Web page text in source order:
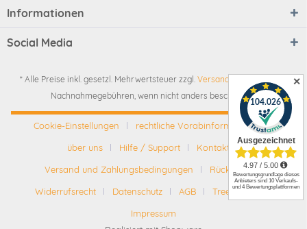
✕
Informationen
Social Media
* Alle Preise inkl. gesetzl. Mehrwertsteuer zzgl. Versandkosten
Nachnahmegebühren, wenn nicht anders beschrieben
Cookie-Einstellungen
rechtliche Vorabinformationen
über uns
Hilfe / Support
Kontakt
Versand und Zahlungsbedingungen
Rückgabe
Widerrufsrecht
Datenschutz AGB
Tree-Nation
Impressum